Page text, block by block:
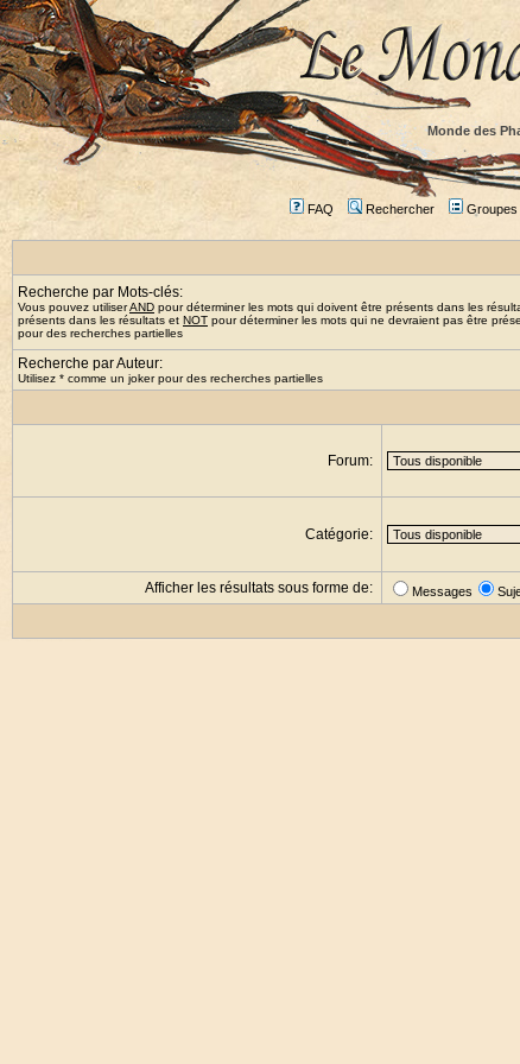
Monde des
FAQ Rechercher Groupes
Recherche par Mots-clés:
Vous pouvez utiliserAND pour déterminer les mots qui doivent être présents dans les
présents dans les résultats et NOT pour déterminer les mots qui ne devraient pas être
pour des recherches partielles
Recherche par Auteur:
Utilisez * comme un joker pour des recherches partielles
Forum:
Catégorie:
Afficher les résultats sous forme de: Messages